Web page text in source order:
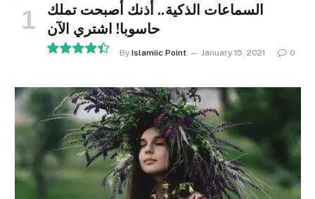
السماعات الذكية.. أذنك أصبحت تملك
حاسوبا! اشتري الآن
By Islamiic Point January 15, 2021 0